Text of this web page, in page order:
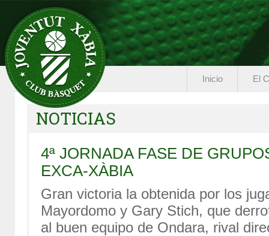
Inicio El
NOTICIAS
4ª JORNADA FASE DE
EXCA-XÀBIA
Gran victoria la obtenida por los
Mayordomo y Gary Stich, que
al buen equipo de Ondara, rival